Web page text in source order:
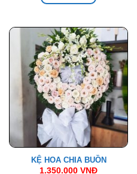
KỆ HOA CHIA BUỒN
1.350.000 VNĐ